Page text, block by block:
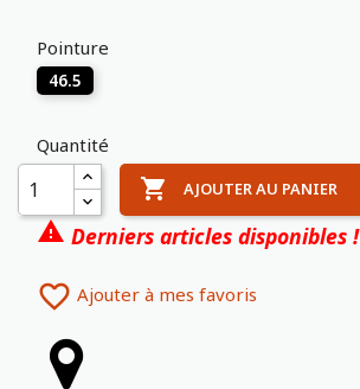
Pointure
46.5
Quantité
 AJOUTER AU PANIER
 Derniers articles disponibles !
 Ajouter à mes favoris